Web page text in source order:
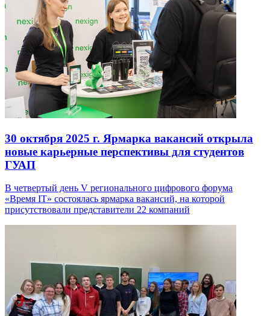
30 октября 2025 г. Ярмарка вакансий открыла
новые карьерные перспективы для студентов
ГУАП
В четвертый день V регионального цифрового форума
«Время IT» состоялась ярмарка вакансий, на которой
присутствовали представители 22 компаний